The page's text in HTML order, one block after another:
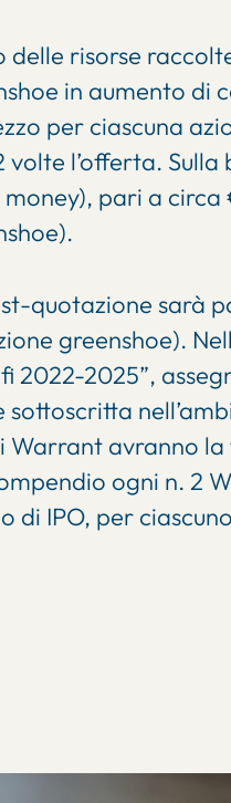
delle risorse
in aumento
per ciascuna
volte l’offerta.
pari a circa
quotazione sarà
greenshoe).
2022-2025”,
sottoscritta
avranno
ogni n. 2
di IPO, per